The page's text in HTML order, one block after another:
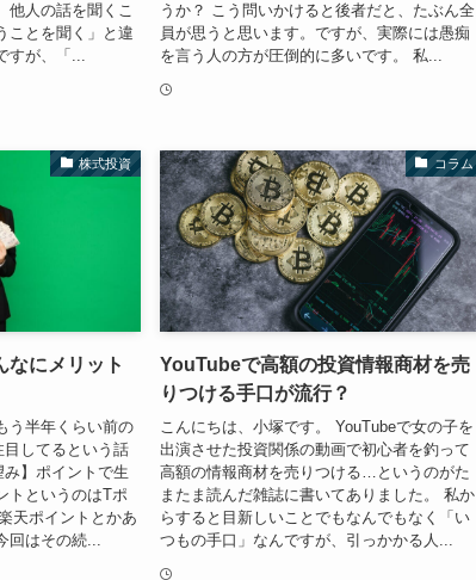
他人の話を聞くこ
ことを聞く」と違
すが、「...
うか？ こう問いかけると後者だと、たぶん全
員が思うと思います。ですが、実際には愚痴
を言う人の方が圧倒的に多いです。 私...
株式投資
なにメリット
う半年くらい前の
してるという話
】ポイントで生
トというのはTポ
天ポイントとかあ
回はその続...
コラム
YouTubeで高額の投資情報商材を売
りつける手口が流行？
こんにちは、小塚です。 YouTubeで女の子を
出演させた投資関係の動画で初心者を釣って
高額の情報商材を売りつける…というのがた
またま読んだ雑誌に書いてありました。 私か
らすると目新しいことでもなんでもなく「い
つもの手口」なんですが、引っかかる人...